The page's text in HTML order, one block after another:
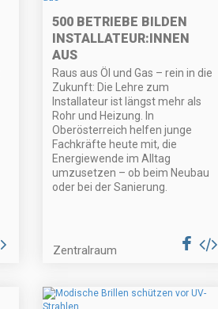
500 BETRIEBE BILDEN
INSTALLATEUR:INNEN
AUS
Raus aus Öl und Gas – rein in die
Zukunft: Die Lehre zum
Installateur ist längst mehr als
Rohr und Heizung. In
Oberösterreich helfen junge
Fachkräfte heute mit, die
Energiewende im Alltag
umzusetzen – ob beim Neubau
oder bei der Sanierung.
Zentralraum